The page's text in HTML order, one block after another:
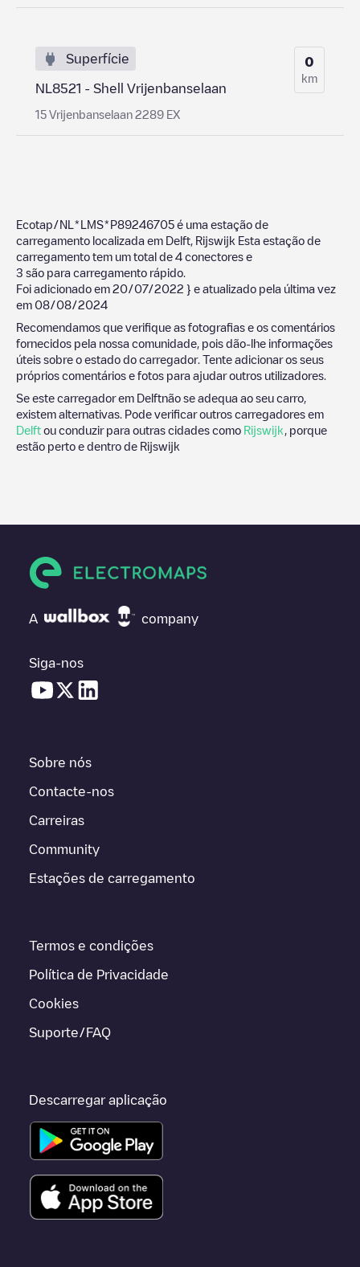
Superfície
NL8521 - Shell Vrijenbanselaan
15 Vrijenbanselaan 2289 EX
0
km
Ecotap/NL*LMS*P89246705 é uma estação de
carregamento localizada em Delft Rijswijk Esta estação de
carregamento tem um total de 4 conectores e
3 são para carregamento rápido.
Foi adicionado em 20/07/2022 } e atualizado pela última vez
em 08/08/2024
Recomendamos que verifique as fotografias e os comentários
fornecidos pela nossa comunidade, pois dão-lhe informações
úteis sobre o estado do carregador. Tente adicionar os seus
próprios comentários e fotos para ajudar outros utilizadores.
Se este carregador em Delftnão se adequa ao seu carro,
existem alternativas. Pode verificar outros carregadores em
Delft ou conduzir para outras cidades como Rijswijk
, porque
estão perto e dentro de Rijswijk
A company
Siga-nos
Sobre nós
Contacte-nos
Carreiras
Community
Estações de carregamento
Termos e condições
Política de Privacidade
Cookies
Suporte/FAQ
Descarregar aplicação